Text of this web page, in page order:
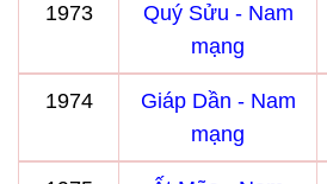
1973
Quý Sửu - Nam
mạng
1974
Giáp Dần - Nam
mạng